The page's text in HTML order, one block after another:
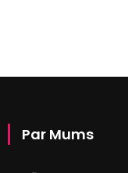
Par Mums